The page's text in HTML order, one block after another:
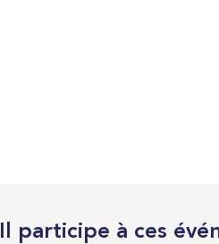
Il participe à ces